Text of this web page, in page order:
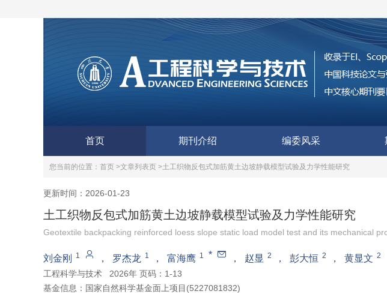
首页 期刊介绍 编委风采
您当前的位置： 首页 >文章列表页 >土工织物反包式加筋黄土边坡静载模型试验及力学性能研究
更新时间：2026-01-23
土工织物反包式加筋黄土边坡静载模型试验及力学性能研究
Geotextile backpacking reinforced loess slope static load model test and its mechanical
刘金刚 1 ， 罗杰龙 1 ， 富海鹰 1 * ， 赵显 2 ， 彭大恒 2 ， 黄显文 2
工程科学与技术
2026年 页码：1-13
基金信息： 国家自然科学基金面上项目(5227081832)